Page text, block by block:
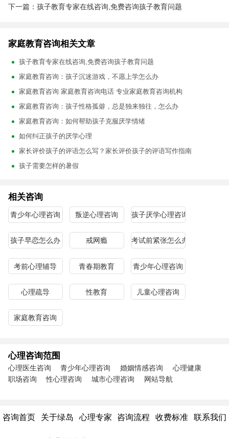
下一篇：孩子教育专家在线咨询,免费咨询孩子教育问题
家庭教育咨询相关文章
孩子教育专家在线咨询,免费咨询孩子教育问题
家庭教育咨询：孩子沉迷游戏，不愿上学怎么办
家庭教育咨询 家庭教育咨询电话 专业家庭教育咨询机构
家庭教育咨询：孩子性格孤僻，总是独来独往，怎么办
家庭教育咨询：如何帮助孩子克服厌学情绪
如何纠正孩子的厌学心理
家长评价孩子的评语怎么写？家长评价孩子的评语写作指南
孩子需要怎样的暑假
相关咨询
青少年心理咨询 叛逆心理咨询 孩子厌学心理咨询
孩子早恋怎么办 戒网瘾 考试前紧张怎么办
考前心理辅导 青春期教育 青少年心理咨询
心理疏导 性教育 儿童心理咨询
家庭教育咨询
心理咨询范围
心理医生咨询 青少年心理咨询 婚姻情感咨询
心理健康
职场咨询
性心理咨询 城市心理咨询 网站导航
咨询首页 关于绿岛 心理专家 咨询流程 收费标准 联系我们